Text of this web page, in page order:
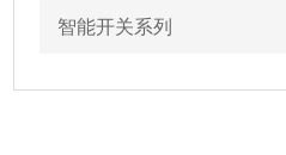
智能开关系列